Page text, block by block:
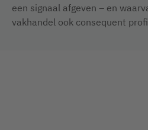
een signaal afgeven – en
vakhandel ook consequent